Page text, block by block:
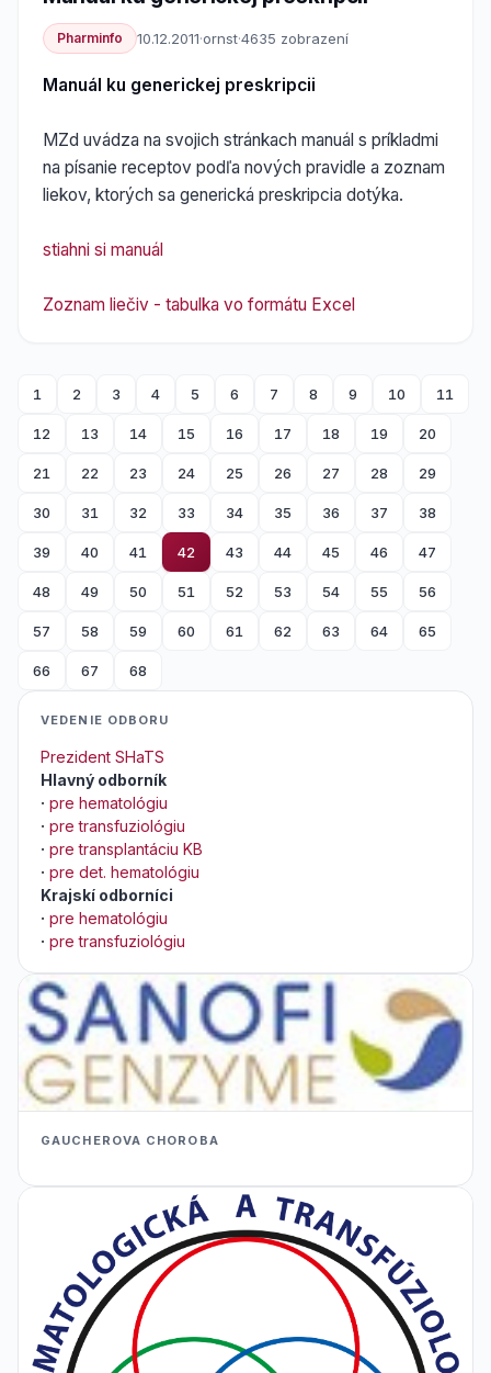
Pharminfo 10.12.2011·ornst·4635 zobrazení
Manuál ku generickej preskripcii
MZd uvádza na svojich stránkach manuál s príkladmi
na písanie receptov podľa nových pravidle a zoznam
liekov, ktorých sa generická preskripcia dotýka.
stiahni si manuál
Zoznam liečiv - tabulka vo formátu Excel
1 2 3 4 5 6 7 8 9 10 11
12 13 14 15 16 17 18 19 20
21 22 23 24 25 26 27 28 29
30 31 32 33 34 35 36 37 38
39 40 41 42 43 44 45 46 47
48 49 50 51 52 53 54 55 56
57 58 59 60 61 62 63 64 65
66 67 68
VEDENIE ODBORU
Prezident SHaTS
Hlavný odborník
· pre hematológiu
· pre transfuziológiu
· pre transplantáciu KB
· pre det. hematológiu
Krajskí odborníci
· pre hematológiu
· pre transfuziológiu
GAUCHEROVA CHOROBA